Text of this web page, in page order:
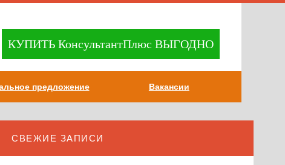
КУПИТЬ КонсультантПлюс ВЫГОДНО
предложение Вакансии
СВЕЖИЕ ЗАПИСИ